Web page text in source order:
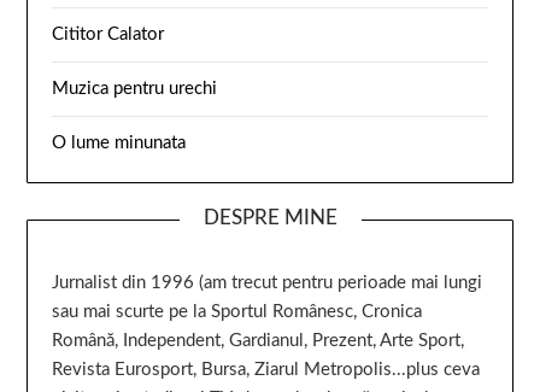
Cititor Calator
Muzica pentru urechi
O lume minunata
DESPRE MINE
Jurnalist din 1996 (am trecut pentru perioade mai lungi
sau mai scurte pe la Sportul Românesc, Cronica
Română, Independent, Gardianul, Prezent, Arte Sport,
Revista Eurosport, Bursa, Ziarul Metropolis...plus ceva